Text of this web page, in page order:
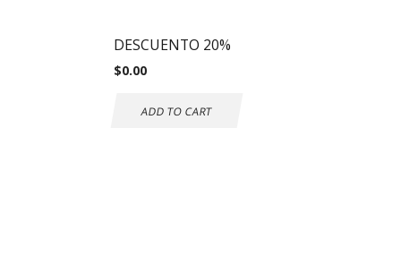
DESCUENTO 20%
$0.00
ADD TO CART